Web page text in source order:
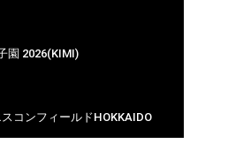
園 2026(KIMI)
コンフィールドHOKKAIDO